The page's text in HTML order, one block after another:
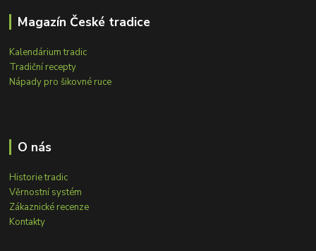
Magazín České tradice
Kalendárium tradic
Tradiční recepty
Nápady pro šikovné ruce
O nás
Historie tradic
Věrnostní systém
Zákaznické recenze
Kontakty